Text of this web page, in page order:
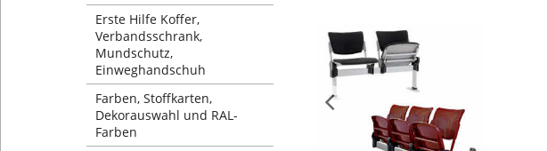
Erste Hilfe Koffer,
Verbandsschrank,
Mundschutz,
Einweghandschuh
Farben, Stoffkarten,
Dekorauswahl und RAL-
Farben